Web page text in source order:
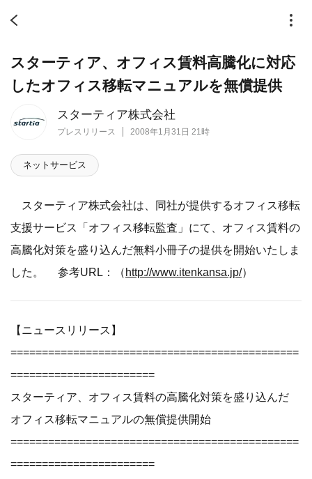
スターティア株式会社
プレスリリース 2008年1月31日 21時
スターティア、オフィス賃料高騰化に対応
したオフィス移転マニュアルを無償提供
ネットサービス
スターティア株式会社は、同社が提供するオフィス移転
支援サービス「オフィス移転監査」にて、オフィス賃料の
高騰化対策を盛り込んだ無料小冊子の提供を開始いたしま
した。 参考URL：（http://www.itenkansa.jp/）
【ニュースリリース】
==============================================
=======================
スターティア、オフィス賃料の高騰化対策を盛り込んだ
オフィス移転マニュアルの無償提供開始
==============================================
=======================